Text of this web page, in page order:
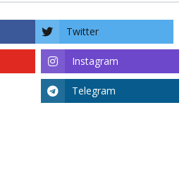
Twitter
Instagram
Telegram